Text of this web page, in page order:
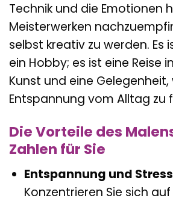
Technik und die Emotionen
Meisterwerken
selbst kreativ zu werden. Es
ein Hobby; es ist eine Reise
Kunst und eine
Entspannung vom Alltag zu
Die Vorteile des
Zahlen für Sie
Entspannung und
Konzentrieren Sie sich